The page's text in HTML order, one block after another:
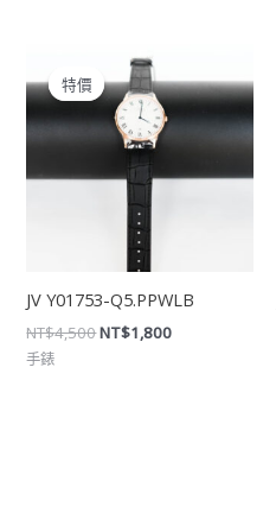
特價
特價
JV Y01753-Q5.PPWLB
NT$4,500
價
格：
NT$4,500。
NT$1,800
價
手錶